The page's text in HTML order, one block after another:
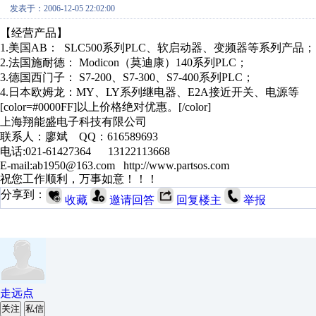
发表于：2006-12-05 22:02:00
【经营产品】
1.美国AB： SLC500系列PLC、软启动器、变频器等系列产品；
2.法国施耐德： Modicon（莫迪康）140系列PLC；
3.德国西门子： S7-200、S7-300、S7-400系列PLC；
4.日本欧姆龙：MY、LY系列继电器、E2A接近开关、电源等
[color=#0000FF]以上价格绝对优惠。[/color]
上海翔能盛电子科技有限公司
联系人：廖斌 QQ：616589693
电话:021-61427364 13122113668
E-mail:ab1950@163.com http://www.partsos.com
祝您工作顺利，万事如意！！！
分享到：
收藏 邀请回答 回复楼主 举报
走远点
关注 私信